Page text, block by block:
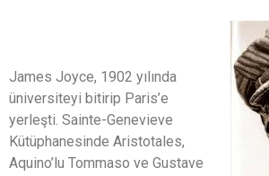
James Joyce, 1902 yılında
üniversiteyi bitirip Paris’e
yerleşti. Sainte-Genevieve
Kütüphanesinde Aristotales,
Aquino’lu Tommaso ve Gustave